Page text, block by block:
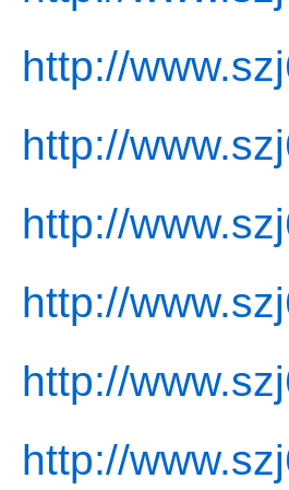
http://
http://
http://
http://
http://
http://